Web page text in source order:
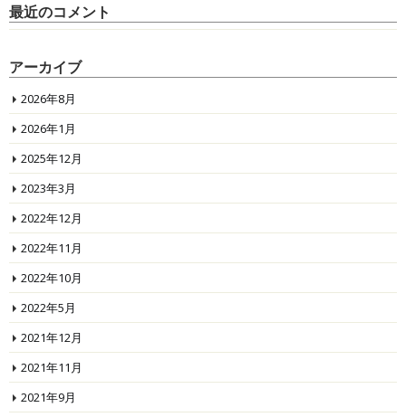
最近のコメント
アーカイブ
2026年8月
2026年1月
2025年12月
2023年3月
2022年12月
2022年11月
2022年10月
2022年5月
2021年12月
2021年11月
2021年9月